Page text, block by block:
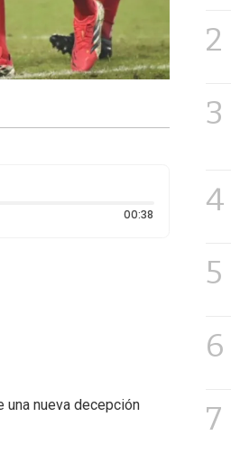
00:38 Duración: 38
una nueva decepción
2
3
4
5
6
7